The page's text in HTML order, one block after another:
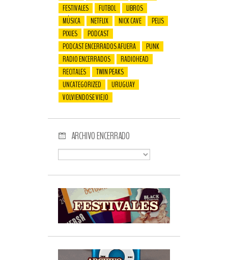
FESTIVALES
FUTBOL
LIBROS
MÚSICA
NETFLIX NICK CAVE
PELIS
PIXIES
PODCAST
PODCAST ENCERRADOS AFUERA
PUNK
RADIO ENCERRADOS
RADIOHEAD
RECITALES
TWIN PEAKS
UNCATEGORIZED
URUGUAY
VOLVIENDOSE VIEJO
ARCHIVO ENCERRADO